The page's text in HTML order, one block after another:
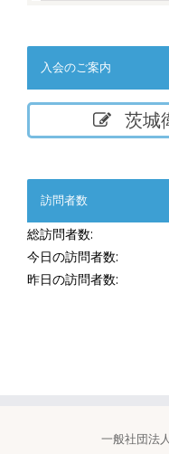
入会のご案内
茨城
訪問者数
総訪問者数:
今日の訪問者数:
昨日の訪問者数:
一般社団法